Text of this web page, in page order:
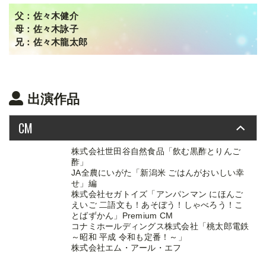
父：佐々木健介
母：佐々木詠子
兄：佐々木龍太郎
出演作品
CM
株式会社世田谷自然食品「飲む黒酢とりんご
酢」
JA全農にいがた「新潟米 ごはんがおいしい幸
せ」編
株式会社セガトイズ「アンパンマン にほんご
えいご 二語文も！あそぼう！しゃべろう！こ
とばずかん」Premium CM
コナミホールディングス株式会社「桃太郎電鉄
～昭和 平成 令和も定番！～」
株式会社エム・アール・エフ